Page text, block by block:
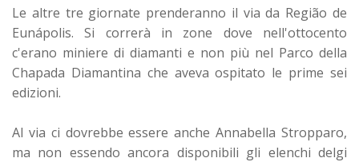
Le altre tre giornate prenderanno il via da Região de
Eunápolis. Si correrà in zone dove nell'ottocento
c'erano miniere di diamanti e non più nel Parco della
Chapada Diamantina che aveva ospitato le prime sei
edizioni.
Al via ci dovrebbe essere anche Annabella Stropparo,
ma non essendo ancora disponibili gli elenchi delgi